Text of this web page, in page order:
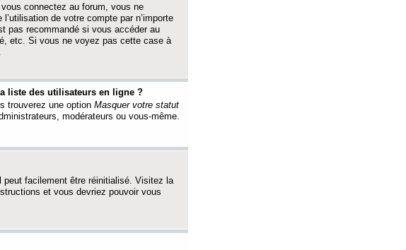
vous connectez au forum, vous ne
de votre compte par n’importe
pas recommandé si vous accéder au
etc. Si vous ne voyez pas cette case à
liste des utilisateurs en ligne ?
trouverez une option Masquer votre statut
modérateurs ou vous-même.
peut facilement être réinitialisé. Visitez la
et vous devriez pouvoir vous